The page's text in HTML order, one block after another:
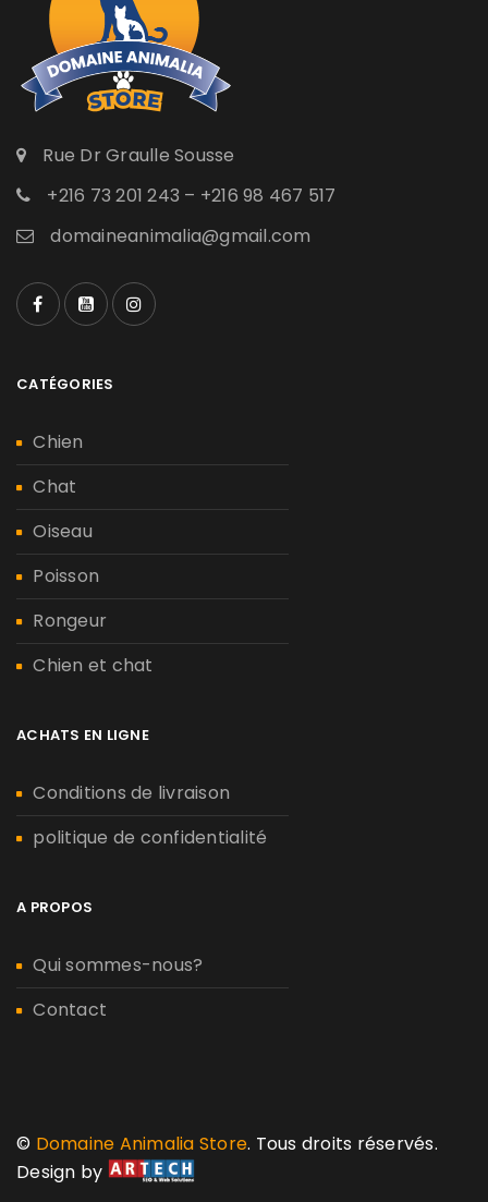
Rue Dr Graulle Sousse
+216 73 201 243 – +216 98 467 517
domaineanimalia@gmail.com
CATÉGORIES
Chien
Chat
Oiseau
Poisson
Rongeur
Chien et chat
ACHATS EN LIGNE
Conditions de livraison
politique de confidentialité
A PROPOS
Qui sommes-nous?
Contact
© Domaine Animalia Store. Tous droits réservés.
Design by